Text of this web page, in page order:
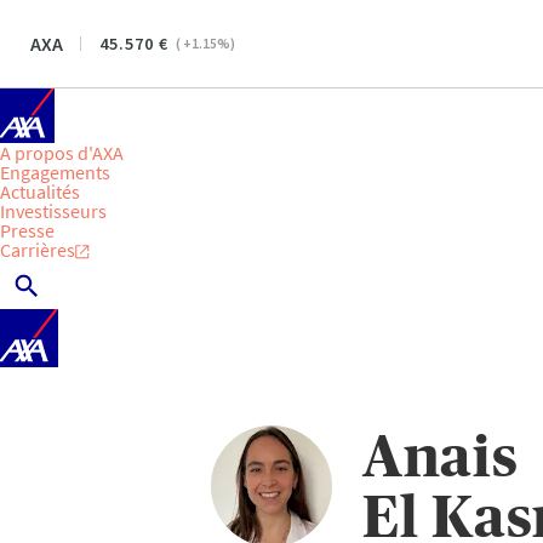
AXA 45.570 ( +1.15%)
A propos d'AXA
Engagements
Actualités
Investisseurs
Presse
Carrières
Anais
El